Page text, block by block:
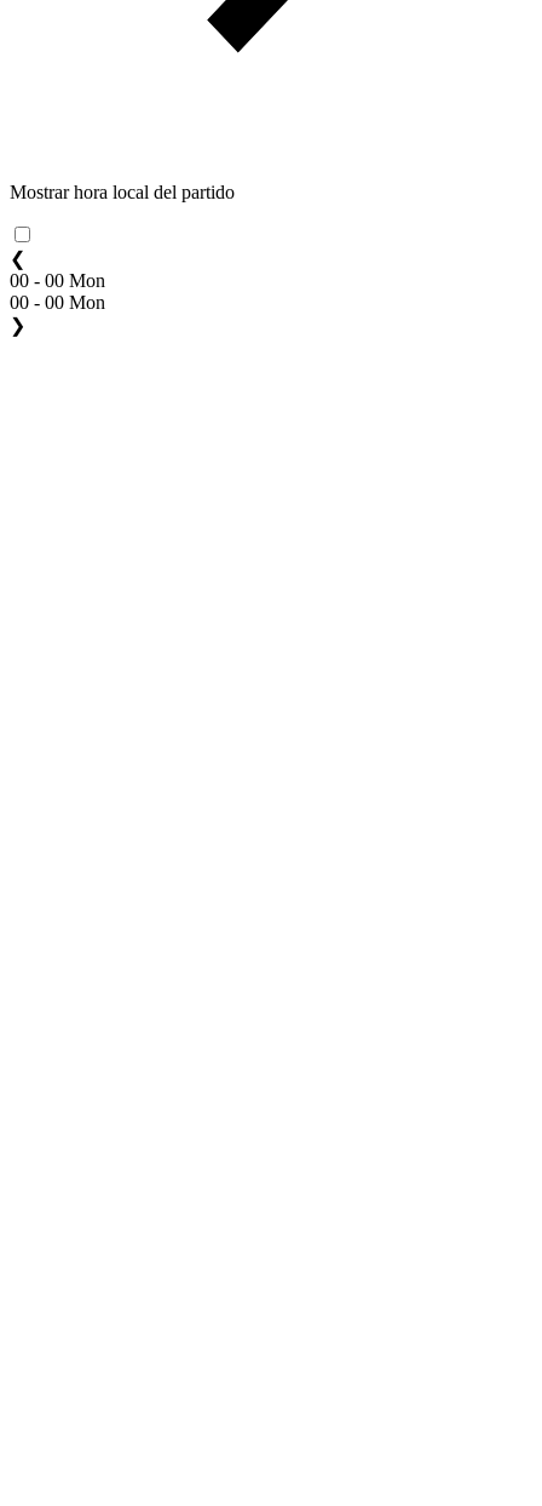
Mostrar hora local del partido
❮
00 - 00 Mon
00 - 00 Mon
❯